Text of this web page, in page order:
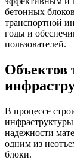
бетонных
транспортной
годы и
пользователей.
Объектов
В процессе
надежности
одним из
блоки.